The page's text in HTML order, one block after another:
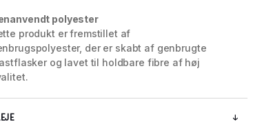
polyester
produkt er fremstillet af
der er skabt af genbrugte
og lavet til holdbare fibre af høj